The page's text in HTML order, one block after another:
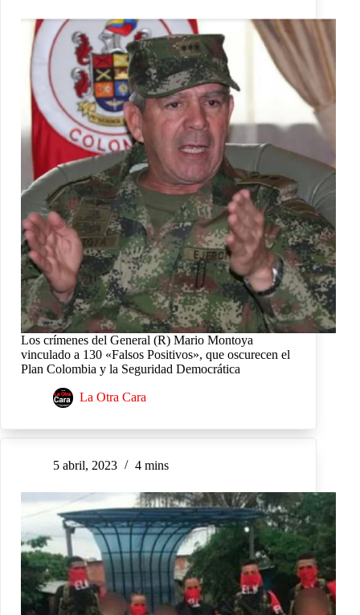
Los crímenes del General (R) Mario Montoya
vinculado a 130 «Falsos Positivos», que oscurecen el
Plan Colombia y la Seguridad Democrática
La Otra Cara
5 abril, 2023 4 mins